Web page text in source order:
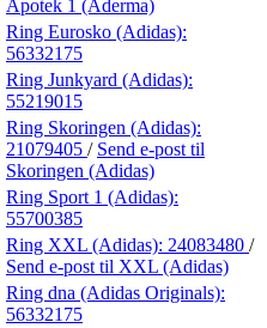
Apotek 1 (Aderma)
Ring Eurosko (Adidas):
56332175
Ring Junkyard (Adidas):
55219015
Ring Skoringen (Adidas):
21079405 / Send e-post til
Skoringen (Adidas)
Ring Sport 1 (Adidas):
55700385
Ring XXL (Adidas): 24083480 /
Send e-post til XXL (Adidas)
Ring dna (Adidas Originals):
56332175